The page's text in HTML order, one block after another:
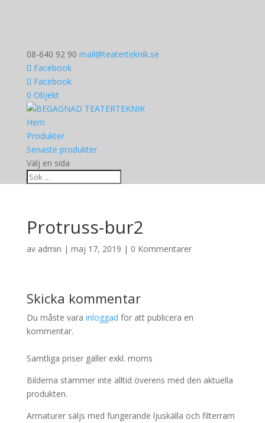
08-640 92 90 mail@teaterteknik.se
Facebook
Facebook
0 Objekt
Hem
Produkter
Senaste produkter
Välj en sida
Protruss-bur2
av admin | maj 17, 2019 | 0 Kommentarer
Skicka kommentar
Du måste vara inloggad för att publicera en
kommentar.
Samtliga priser gäller exkl. moms
Bilderna stämmer inte alltid överens med den aktuella
produkten.
Armaturer säljs med fungerande ljuskälla och filterram